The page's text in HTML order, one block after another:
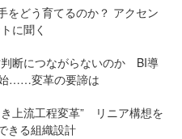
をどう育てるのか？ アクセン
に聞く
断につながらないのか BI導
……変革の要諦は
上流工程変革” リニア構想を
きる組織設計